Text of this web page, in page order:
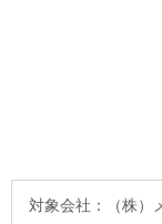
対象会社： （株）